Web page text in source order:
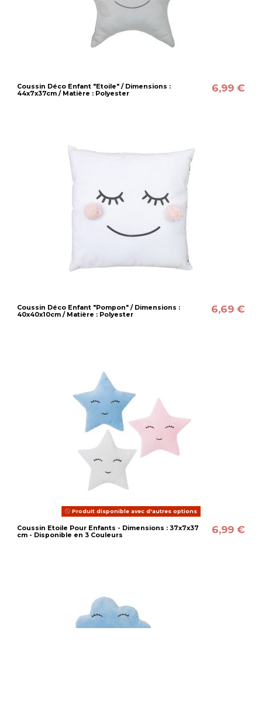
Coussin Déco Enfant "Etoile" / Dimensions :
44x7x37cm / Matière : Polyester
6,99 €
Coussin Déco Enfant "Pompon" / Dimensions :
40x40x10cm / Matière : Polyester
6,69 €
Produit disponible avec d'autres options
Coussin Etoile Pour Enfants - Dimensions : 37x7x37
cm - Disponible en 3 Couleurs
6,99 €